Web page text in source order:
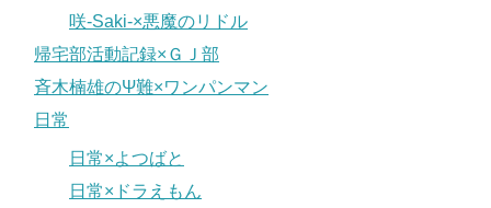
咲-Saki-×悪魔のリドル
帰宅部活動記録×ＧＪ部
斉木楠雄のΨ難×ワンパンマン
日常
日常×よつばと
日常×ドラえもん